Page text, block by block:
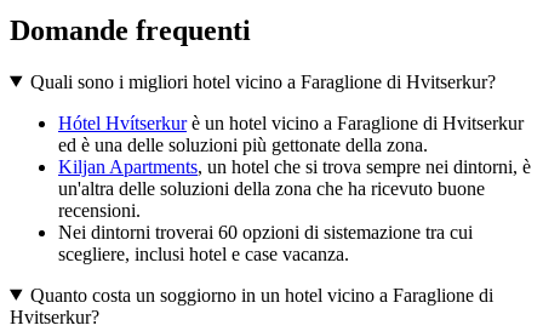
Domande frequenti
Quali sono i migliori hotel vicino a Faraglione di Hvitserkur?
Hótel Hvítserkurè un hotel vicino a Faraglione di Hvitserkur
ed è una delle soluzioni più gettonate della zona.
Kiljan Apartments, un hotel che si trova sempre nei dintorni, è
un'altra delle soluzioni della zona che ha ricevuto buone
recensioni.
Nei dintorni troverai 60 opzioni di sistemazione tra cui
scegliere, inclusi hotel e case vacanza.
Quanto costa un soggiorno in un hotel vicino a Faraglione di
Hvitserkur?